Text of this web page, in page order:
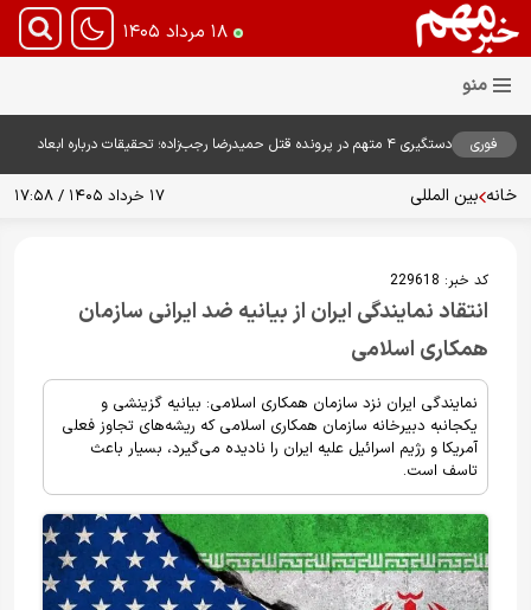
۱۸ مرداد ۱۴۰۵
فوری
دستگیری ۴ متهم در پرونده قتل حمیدرضا رجب‌زاده؛ تحقیقات درباره ابعاد
خانه بین المللی ۱۷ خرداد ۱۴۰۵ / ۱۷:۵۸
کد خبر: 229618
انتقاد نمایندگی ایران از بیانیه ضد ایرانی سازمان
همکاری اسلامی
نمایندگی ایران نزد سازمان همکاری اسلامی: بیانیه گزینشی و
یکجانبه دبیرخانه سازمان همکاری اسلامی که ریشه‌های تجاوز فعلی
آمریکا و رژیم اسرائیل علیه ایران را نادیده می‌گیرد، بسیار باعث
تاسف است.